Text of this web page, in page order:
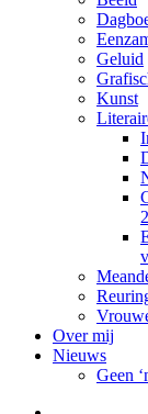
Geluid
Kunst
Over mij
Nieuws
Geen